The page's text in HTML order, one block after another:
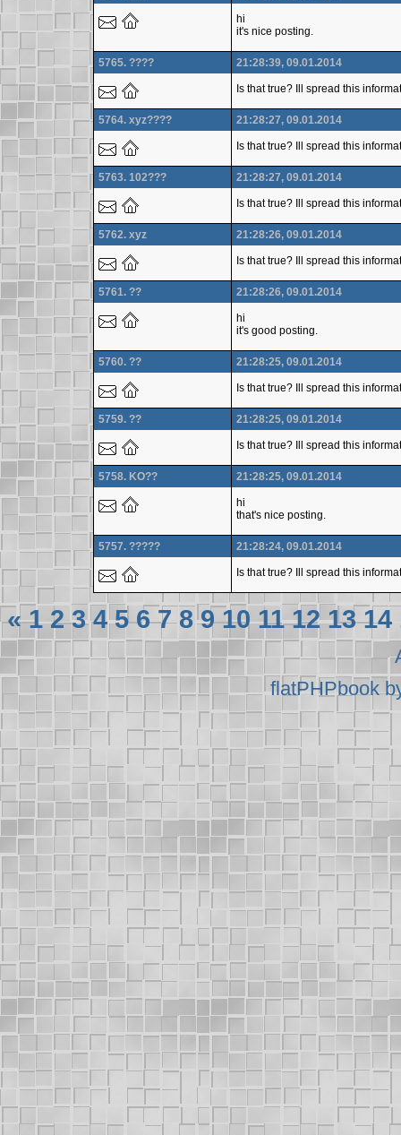
hi
it's nice posting.
5765. ???? 21:28:39, 09.01.2014
Is that true? Ill spread this
5764. xyz???? 21:28:27, 09.01.2014
Is that true? Ill spread this
5763. 102??? 21:28:27, 09.01.2014
Is that true? Ill spread this
5762. xyz 21:28:26, 09.01.2014
Is that true? Ill spread this
5761. ?? 21:28:26, 09.01.2014
hi
it's good posting.
5760. ?? 21:28:25, 09.01.2014
Is that true? Ill spread this
5759. ?? 21:28:25, 09.01.2014
Is that true? Ill spread this
5758. KO?? 21:28:25, 09.01.2014
hi
that's nice posting.
5757. ????? 21:28:24, 09.01.2014
Is that true? Ill spread this
« 1 2 3 4 5 6 7 8 9 10 11 12 13 14
flatPHPbook